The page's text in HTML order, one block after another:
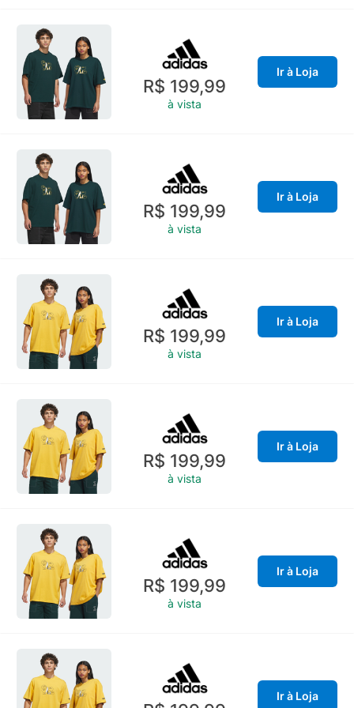
R$ 199,99
à vista
Ir à Loja
R$ 199,99
à vista
Ir à Loja
R$ 199,99
à vista
Ir à Loja
R$ 199,99
à vista
Ir à Loja
R$ 199,99
à vista
Ir à Loja
Ir à Loja